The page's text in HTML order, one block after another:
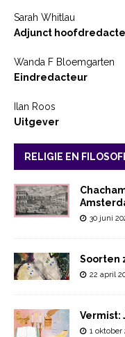
Sarah Whitlau
Adjunct
Wanda F Bloemgarten
Eindredacteur
Ilan Roos
Uitgever
RELIGIE EN
30 juni
Soorten
22 april
Vermist:
1 oktober